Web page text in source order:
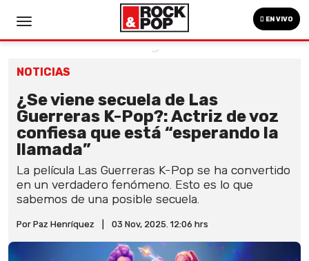
EN VIVO
NOTICIAS
¿Se viene secuela de Las
Guerreras K-Pop?: Actriz de voz
confiesa que está “esperando la
llamada”
La película Las Guerreras K-Pop se ha convertido
en un verdadero fenómeno. Esto es lo que
sabemos de una posible secuela.
Por Paz Henríquez 03 Nov, 2025. 12:06 hrs